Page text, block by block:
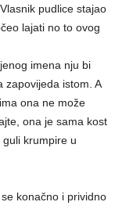
pudlice stajao
lajati no to ovog
imena nju bi
zapovijeda istom. A
ona ne može
ona je sama kost
krumpire u
konačno i prividno